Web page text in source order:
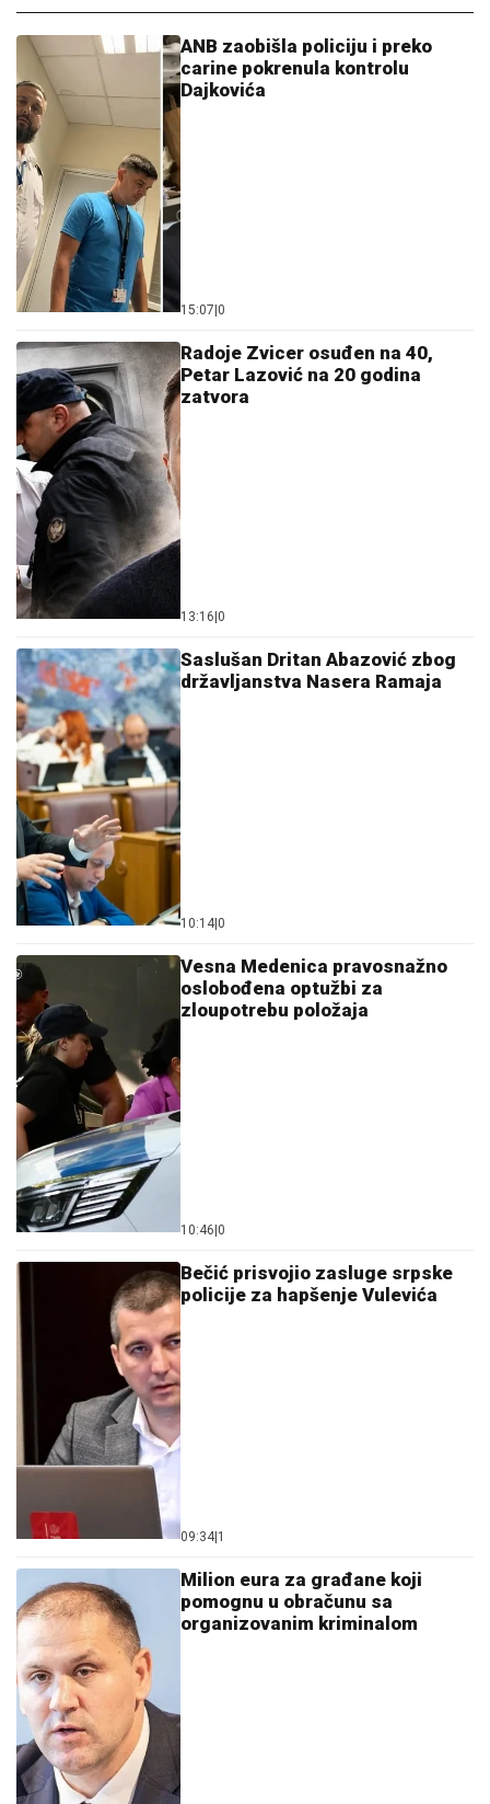
ANB zaobišla policiju i preko
carine pokrenula kontrolu
Dajkovića
15:07|0
Radoje Zvicer osuđen na 40,
Petar Lazović na 20 godina
zatvora
13:16|0
Saslušan Dritan Abazović zbog
državljanstva Nasera Ramaja
10:14|0
Vesna Medenica pravosnažno
oslobođena optužbi za
zloupotrebu položaja
10:46|0
Bečić prisvojio zasluge srpske
policije za hapšenje Vulevića
09:34|1
Milion eura za građane koji
pomognu u obračunu sa
organizovanim kriminalom